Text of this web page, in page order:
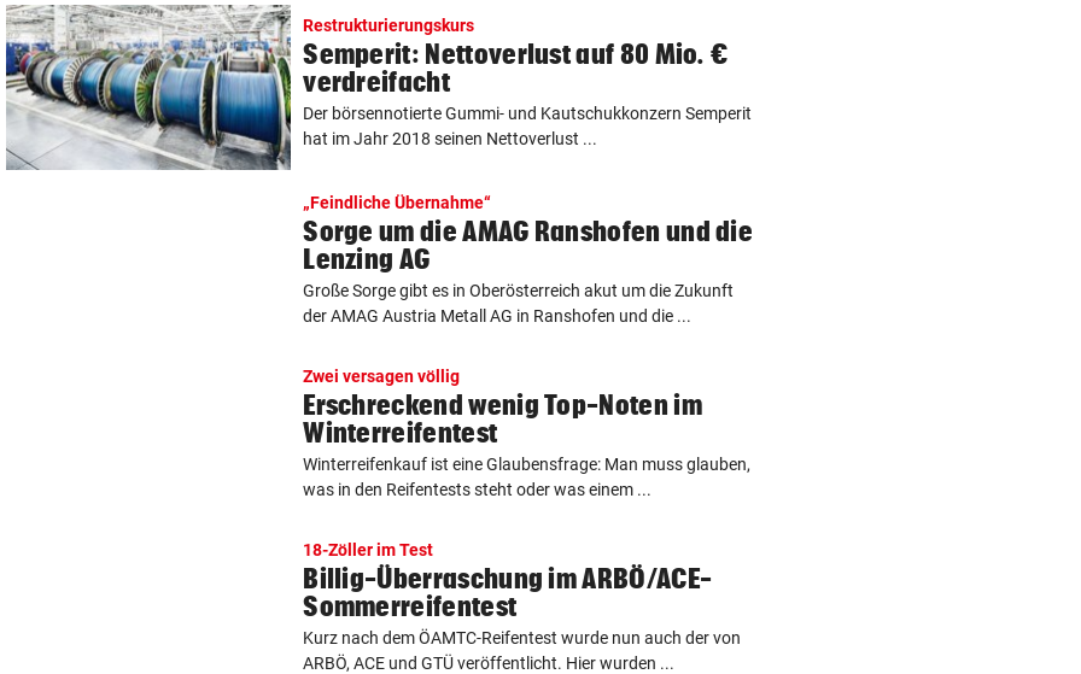
Restrukturierungskurs
Semperit: Nettoverlust auf 80 Mio. €
verdreifacht
Der börsennotierte Gummi- und Kautschukkonzern Semperit
hat im Jahr 2018 seinen Nettoverlust ...
„Feindliche Übernahme“
Sorge um die AMAG Ranshofen und die
Lenzing AG
Große Sorge gibt es in Oberösterreich akut um die Zukunft
der AMAG Austria Metall AG in Ranshofen und die ...
Zwei versagen völlig
Erschreckend wenig Top-Noten im
Winterreifentest
Winterreifenkauf ist eine Glaubensfrage: Man muss glauben,
was in den Reifentests steht oder was einem ...
18-Zöller im Test
Billig-Überraschung im ARBÖ/ACE-
Sommerreifentest
Kurz nach dem ÖAMTC-Reifentest wurde nun auch der von
ARBÖ, ACE und GTÜ veröffentlicht. Hier wurden ...